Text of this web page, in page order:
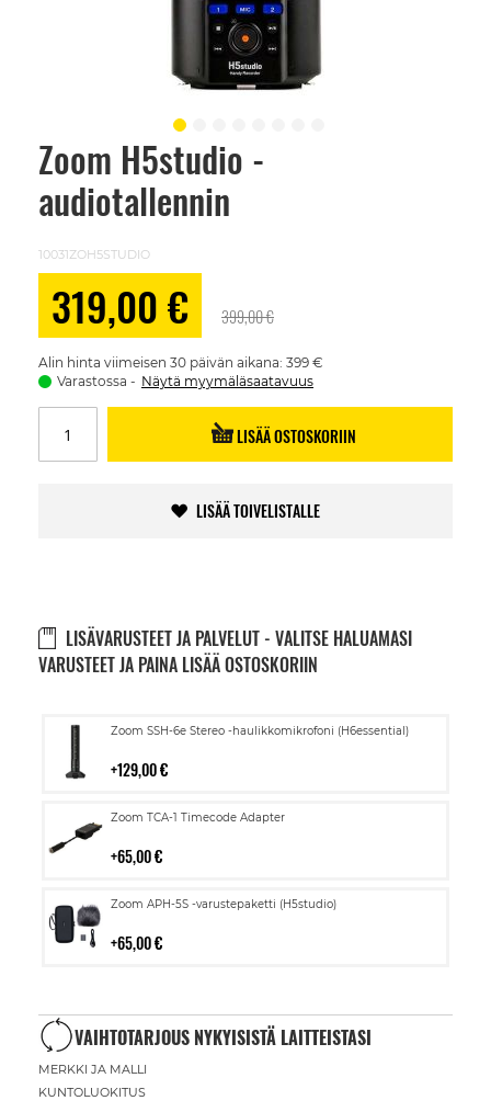
Zoom H5studio -
audiotallennin
10031ZOH5STUDIO
319,00 € 399,00 €
Alin hinta viimeisen 30 päivän aikana: 399 €
Varastossa
Näytä myymäläsaatavuus
LISÄÄ OSTOSKORIIN
LISÄÄ TOIVELISTALLE
LISÄVARUSTEET JA PALVELUT - VALITSE HALUAMASI
VARUSTEET JA PAINA LISÄÄ OSTOSKORIIN
Zoom SSH-6e Stereo -haulikkomikrofoni (H6essential)
129,00 €
Lisää
Zoom TCA-1 Timecode Adapter
65,00 €
Lisää
Zoom APH-5S -varustepaketti (H5studio)
65,00 €
Lisää
VAIHTOTARJOUS NYKYISISTÄ LAITTEISTASI
MERKKI JA MALLI
KUNTOLUOKITUS
Skip
beginning
images
gallery